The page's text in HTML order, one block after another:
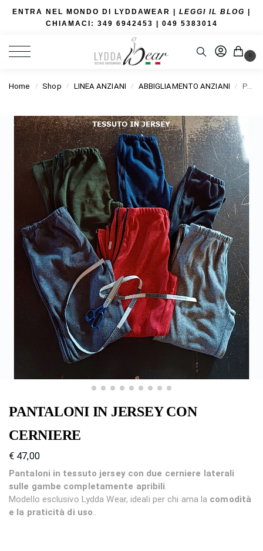
ENTRA NEL MONDO DI LYDDAWEAR | LEGGI IL BLOG |
CHIAMACI: 349 6942453 | 049 5383014
0
Home / Shop / LINEA ANZIANI / ABBIGLIAMENTO ANZIANI / PANTALONI IN JERSEY CON CERNIERE
PANTALONI IN JERSEY CON
CERNIERE
€ 47,00
Pantaloni in tessuto jersey con due cerniere laterali
sulle gambe completamente apribili.
Modello esclusivo Lydda Wear, ideali per chi ama la comodità
e la praticità di uso..